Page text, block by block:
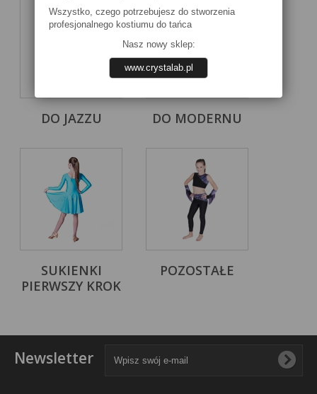
DO JAZZU DO MODERNU
SUKIENKI
PIERWSZY KROK
POZOSTAŁE
Newsletter
Wszystko, czego potrzebujesz do stworzenia
profesjonalnego kostiumu do tańca
Nasz nowy sklep:
www.crystalab.pl